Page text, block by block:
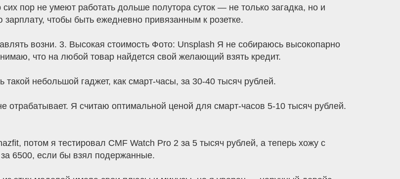
пор не умеют работать дольше полутора суток — не только загадка, но и
чтобы быть ежедневно привязанным к розетке.
возни. 3. Высокая стоимость Фото: Unsplash Я не собираюсь высокопарно
что на любой товар найдется свой желающий взять кредит.
небольшой гаджет, как смарт-часы, за 30-40 тысяч рублей.
отрабатывает. Я считаю оптимальной ценой для смарт-часов 5-10 тысяч рублей.
потом я тестировал CMF Watch Pro 2 за 5 тысяч рублей, а теперь хожу с
6500, если бы взял подержанные.